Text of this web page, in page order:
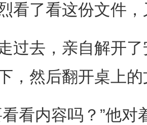
了看这份文件，
去，亲自解开了
，然后翻开桌上
内容吗？”他对